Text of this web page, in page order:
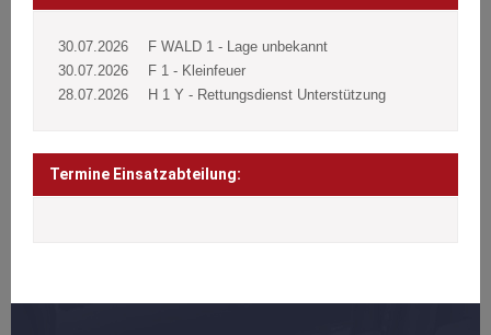
30.07.2026
F WALD 1 - Lage unbekannt
30.07.2026
F 1 - Kleinfeuer
28.07.2026
H 1 Y - Rettungsdienst Unterstützung
Termine Einsatzabteilung: